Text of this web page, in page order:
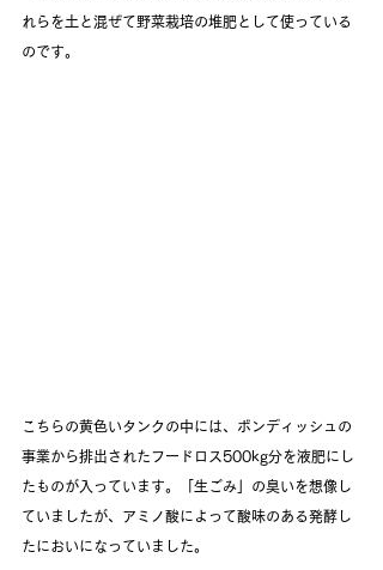
れらを土と混ぜて野菜栽培の堆肥として使っている
のです。
こちらの黄色いタンクの中には、ボンディッシュの
事業から排出されたフードロス500kg分を液肥にし
たものが入っています。「生ごみ」の臭いを想像し
ていましたが、アミノ酸によって酸味のある発酵し
たにおいになっていました。